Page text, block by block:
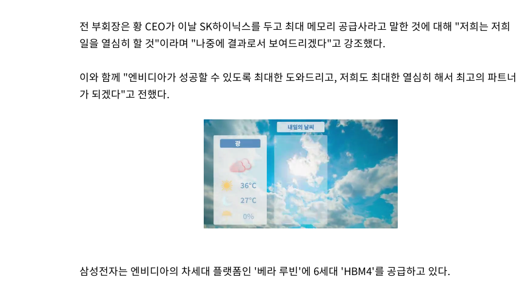
전 부회장은 황 CEO가 이날 SK하이닉스를 두고 최대 메모리 공급사라고 말한 것에 대해 "저희는 저희
일을 열심히 할 것"이라며 "나중에 결과로서 보여드리겠다"고 강조했다.
이와 함께 "엔비디아가 성공할 수 있도록 최대한 도와드리고, 저희도 최대한 열심히 해서 최고의 파트너
가 되겠다"고 전했다.
Mute
삼성전자는 엔비디아의 차세대 플랫폼인 '베라 루빈'에 6세대 'HBM4'를 공급하고 있다.